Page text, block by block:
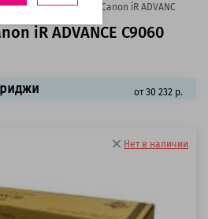
IR ADVANCE Canon iR ADVANCE
iR ADVANCE C9060
от 30 232 р.
Нет в наличии